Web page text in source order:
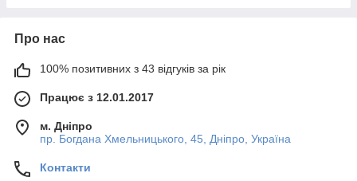
Про нас
100% позитивних з 43 відгуків за рік
Працює з 12.01.2017
м. Дніпро
пр. Богдана Хмельницького, 45, Дніпро, Україна
Контакти